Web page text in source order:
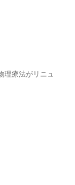
療法がリニュ